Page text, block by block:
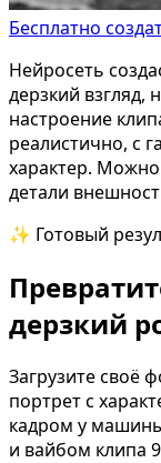
Бесплатно
Нейросеть
дерзкий взгляд,
настроение
реалистично, с
характер.
детали
✨ Готовый
дерзкий
Загрузите своё
портрет с
кадром у
и вайбом клипа